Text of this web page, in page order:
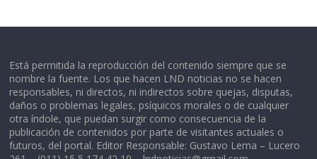
Está permitida la reproducción del contenido siempre que se
nombre la fuente. Los que hacen LND noticias no se hacen
responsables, ni directos, ni indirectos sobre quejas, disputas,
daños o problemas legales, psíquicos morales o de cualquier
otra índole, que puedan surgir como consecuencia de la
publicación de contenidos por parte de visitantes actuales o
futuros, del portal. Editor Responsable: Gustavo Lema – Lucero